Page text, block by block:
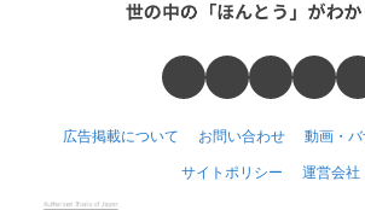
広告掲載について お問い合わせ 動画・
サイトポリシー 運営会社